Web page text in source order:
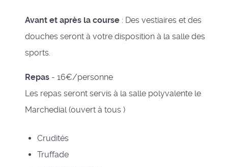
Avant et après la course : Des vestiaires et des
douches seront à votre disposition à la salle des
sports.
Repas - 16€/personne
Les repas seront servis à la salle polyvalente le
Marchedial (ouvert à tous )
Crudités
Truffade